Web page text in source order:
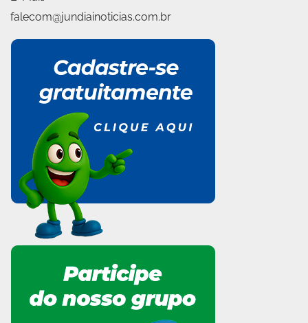
falecom@jundiainoticias.com.br